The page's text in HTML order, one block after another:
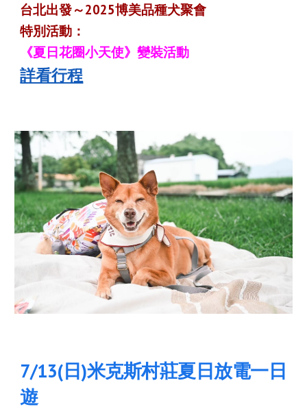
台北出發～2025博美品種犬聚會
特別活動：
《夏日花圈小天使》變裝活動
詳看行程
7/13(日)米克斯村莊夏日放電一日
遊